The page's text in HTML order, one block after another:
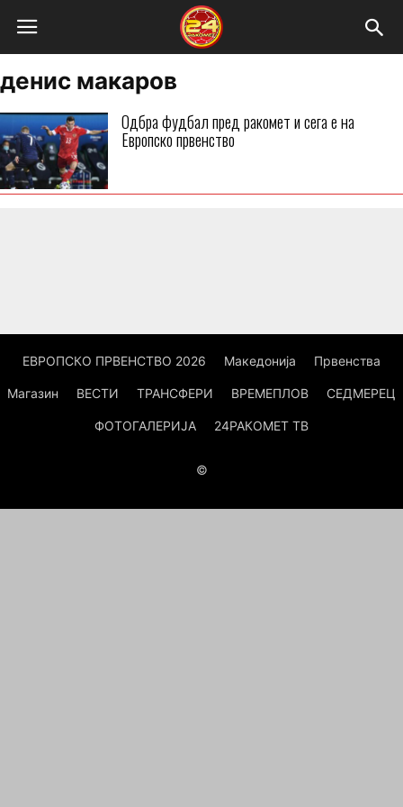
денис макаров
Одбра фудбал пред ракомет и сега е на
Европско првенство
ЕВРОПСКО ПРВЕНСТВО 2026 Македонија Првенства
Магазин ВЕСТИ ТРАНСФЕРИ ВРЕМЕПЛОВ СЕДМЕРЕЦ
ФОТОГАЛЕРИЈА 24РАКОМЕТ ТВ
©